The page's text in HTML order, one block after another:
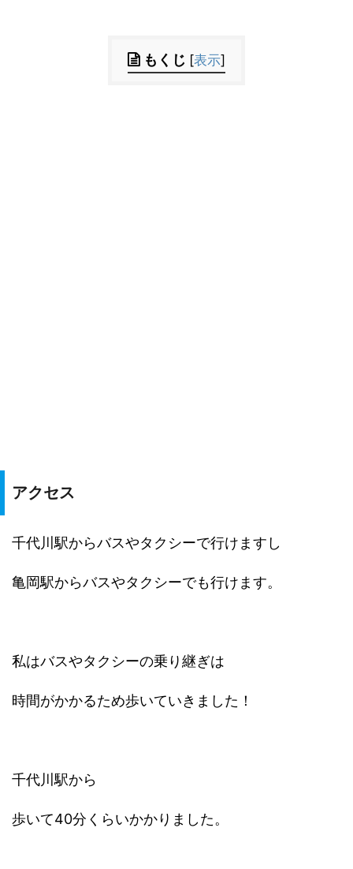
もくじ [表示]
アクセス
千代川駅からバスやタクシーで行けますし
亀岡駅からバスやタクシーでも行けます。
私はバスやタクシーの乗り継ぎは
時間がかかるため歩いていきました！
千代川駅から
歩いて40分くらいかかりました。